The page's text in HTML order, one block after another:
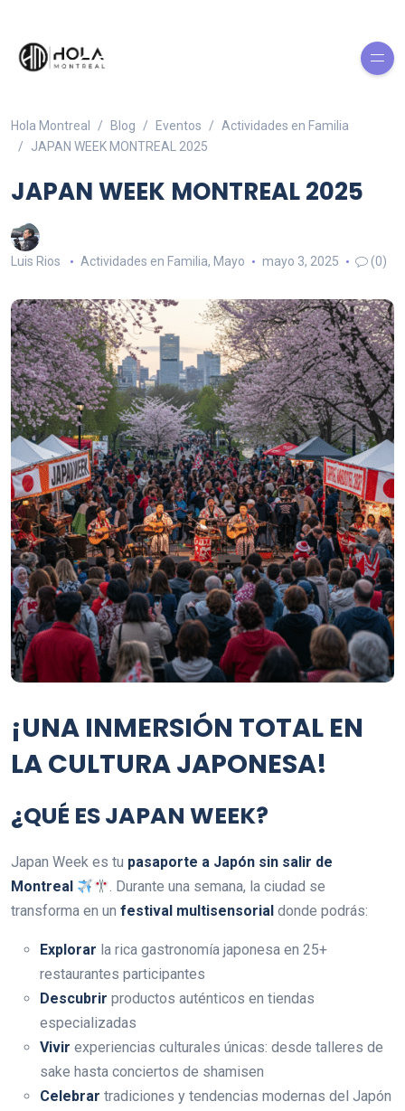
Hola Montreal Blog Eventos
Actividades en Familia
JAPAN WEEK MONTREAL 2025
JAPAN WEEK MONTREAL 2025
Luis Rios Actividades en Familia, Mayo mayo 3, 2025 (0)
¡UNA INMERSIÓN TOTAL EN
LA CULTURA JAPONESA!
¿QUÉ ES JAPAN WEEK?
Japan Week es tu pasaporte a Japón sin salir de
Montreal
. Durante una semana, la ciudad se
transforma en un festival multisensorial donde podrás:
Explorar la rica gastronomía japonesa en 25+
restaurantes participantes
Descubrir productos auténticos en tiendas
especializadas
Vivir experiencias culturales únicas: desde talleres de
sake hasta conciertos de shamisen
Celebrar tradiciones y tendencias modernas del Japón